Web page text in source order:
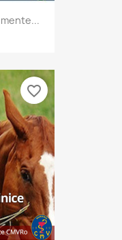
favorite_border